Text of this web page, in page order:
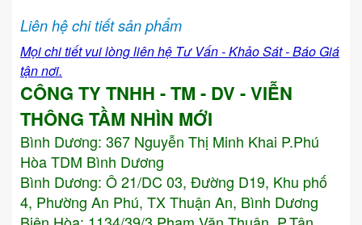
Liên hệ chi tiết sản phẩm
Mọi chi tiết vui lòng liên hệ Tư Vấn - Khảo Sát - Báo Giá
tận nơi.
CÔNG TY TNHH - TM - DV - VIỄN
THÔNG TẦM NHÌN MỚI
Bình Dương: 367 Nguyễn Thị Minh Khai P.Phú
Hòa TDM Bình Dương
Bình Dương: Ô 21/DC 03, Đường D19, Khu phố
4, Phường An Phú, TX Thuận An, Bình Dương